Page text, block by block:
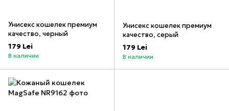
Унисекс кошелек премиум
качество, черный
179 Lei
В наличии
Унисекс кошелек премиум
качество, серый
179 Lei
В наличии